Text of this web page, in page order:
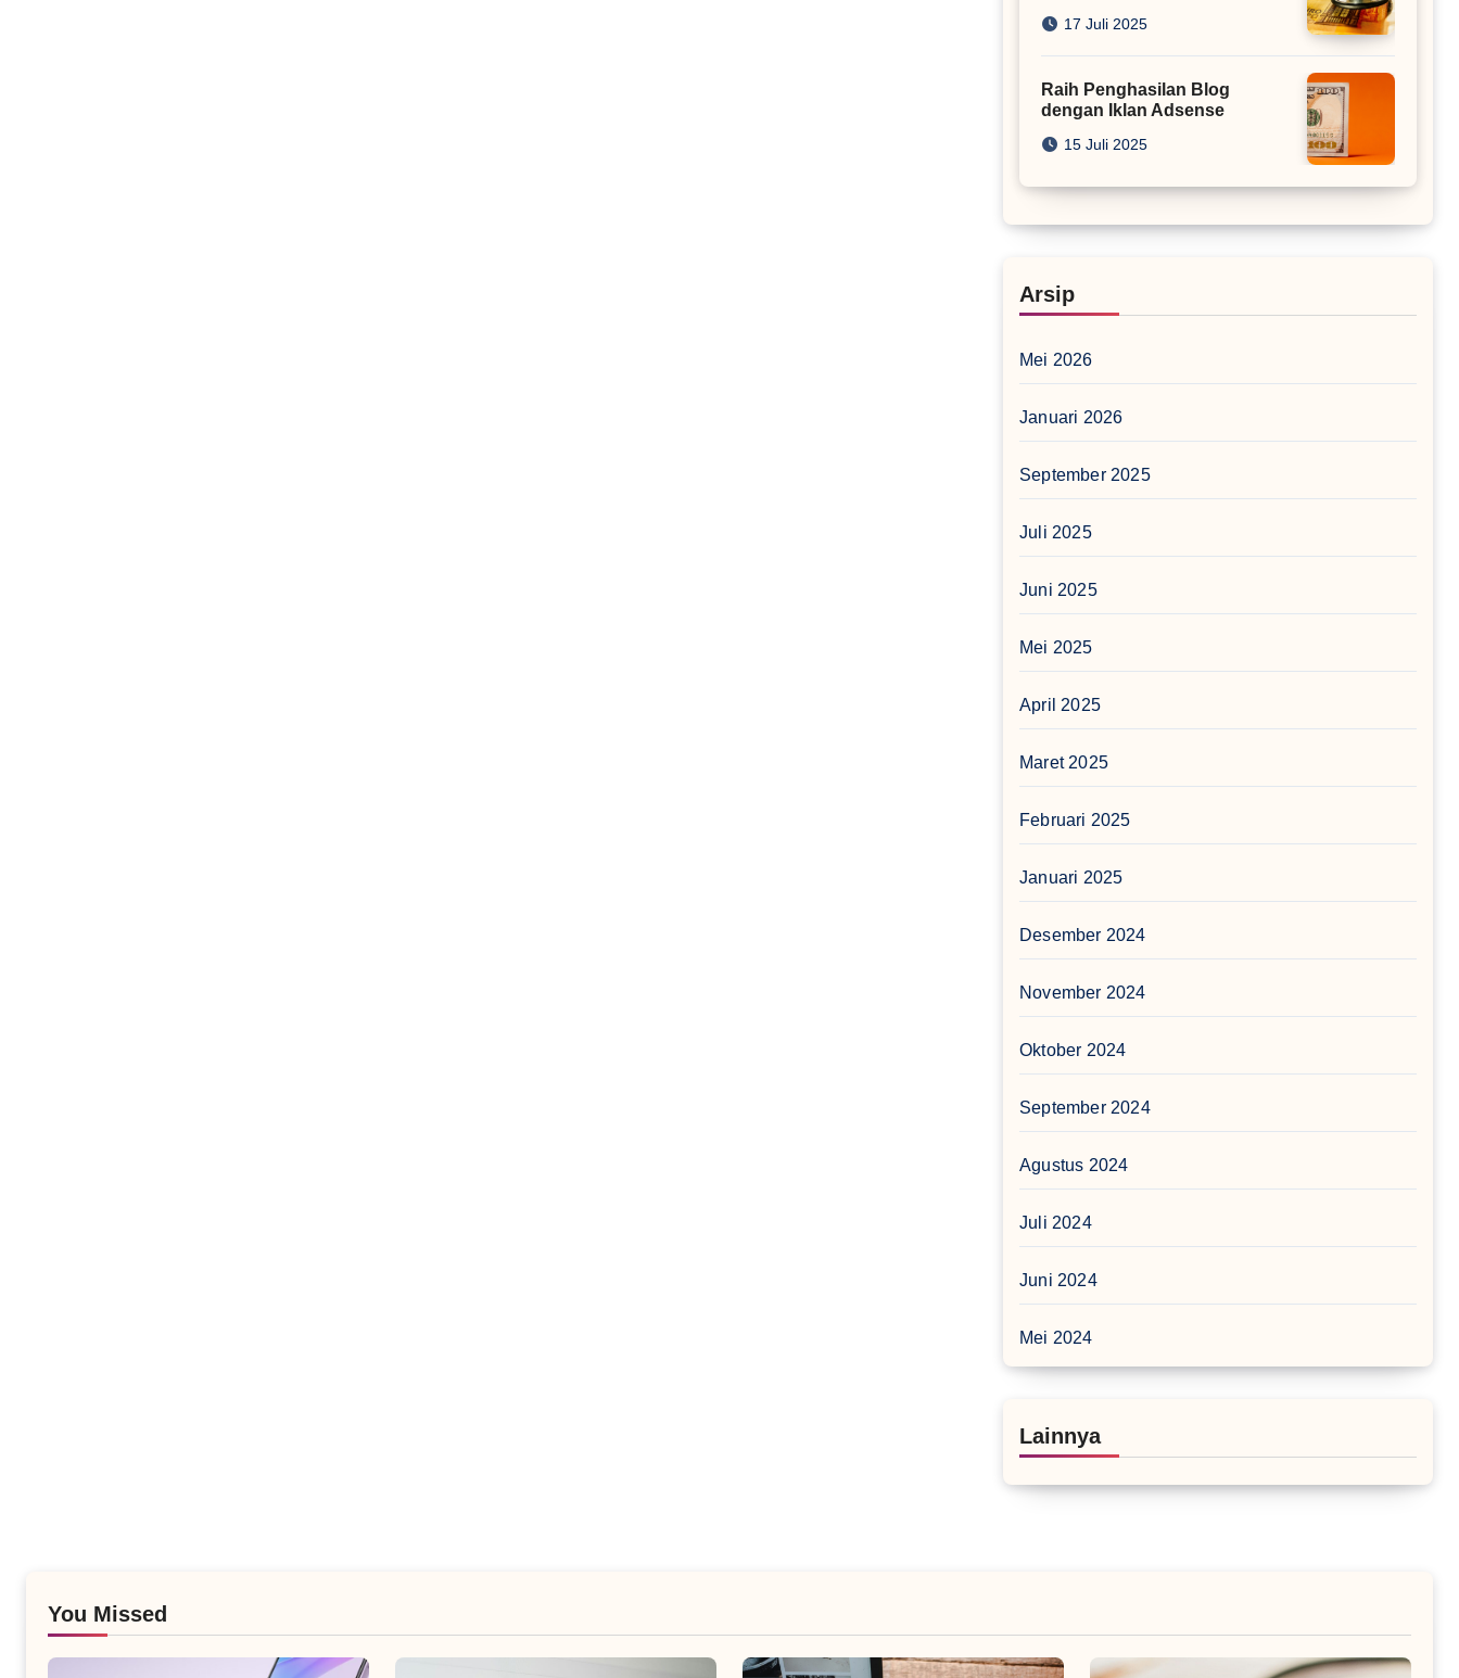
17 Juli 2025
Raih Penghasilan Blog
dengan Iklan Adsense
15 Juli 2025
Arsip
Mei 2026
Januari 2026
September 2025
Juli 2025
Juni 2025
Mei 2025
April 2025
Maret 2025
Februari 2025
Januari 2025
Desember 2024
November 2024
Oktober 2024
September 2024
Agustus 2024
Juli 2024
Juni 2024
Mei 2024
Lainnya
You Missed